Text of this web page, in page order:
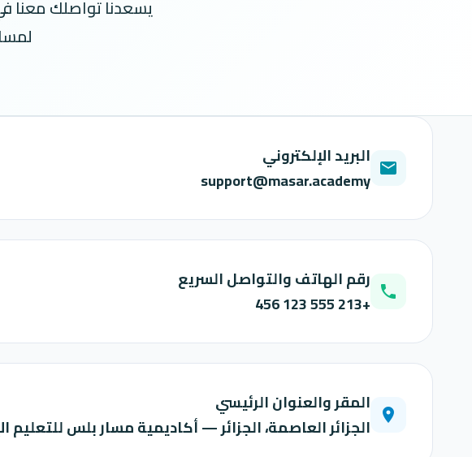
يسعدنا تواصلك معنا
email البريد الإلكتروني
support@masar.academy
phone رقم الهاتف والتواصل السريع
+213 555 123 456
location_on
المقر والعنوان الرئيسي
الجزائر العاصمة، الجزائر — أكاديمية مسار بلس للتعليم